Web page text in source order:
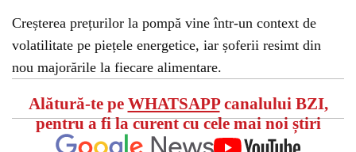
Creșterea prețurilor la pompă vine într-un context de
volatilitate pe piețele energetice, iar șoferii resimt din
nou majorările la fiecare alimentare.
Alătură-te pe WHATSAPPcanalului BZI,
pentru a fi la curent cu cele mai noi știri